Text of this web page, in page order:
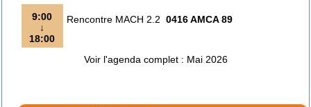
9:00
↓
18:00
Rencontre MACH 2.2 0416 AMCA 89
Voir l'agenda complet : Mai 2026